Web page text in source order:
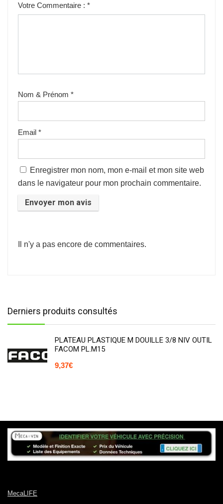
Votre Commentaire : *
Nom & Prénom *
Email *
Enregistrer mon nom, mon e-mail et mon site web
dans le navigateur pour mon prochain commentaire.
Il n'y a pas encore de commentaires.
Derniers produits consultés
PLATEAU PLASTIQUE M DOUILLE 3/8 NIV OUTIL
FACOM PL.M15
9,37€
MecaLIFE